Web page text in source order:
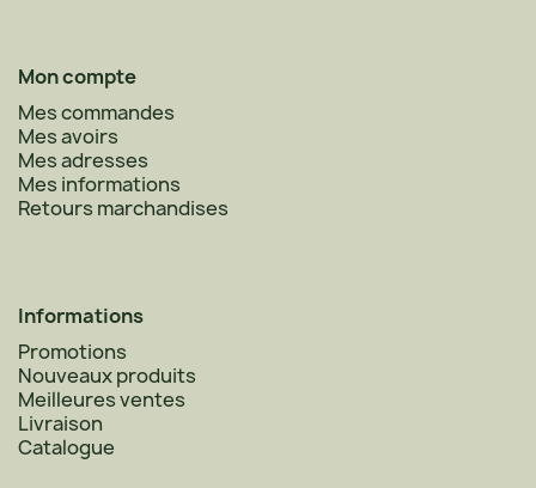
Mon compte
Mes commandes
Mes avoirs
Mes adresses
Mes informations
Retours marchandises
Informations
Promotions
Nouveaux produits
Meilleures ventes
Livraison
Catalogue